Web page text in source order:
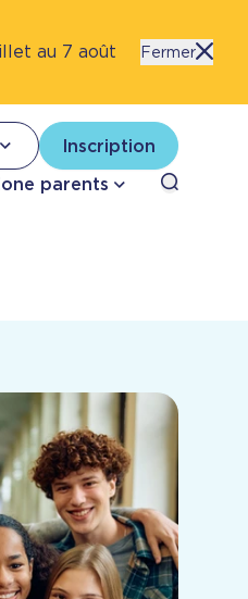
au 7 août
Fermerl'alerte
Inscription
parents Open